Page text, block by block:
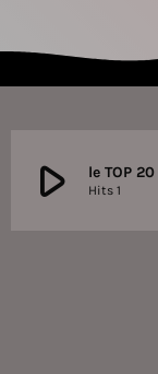
play_arrow le TOP
Hits 1